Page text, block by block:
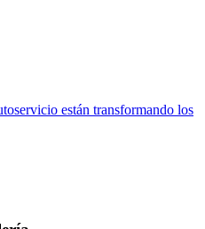
están transformando los